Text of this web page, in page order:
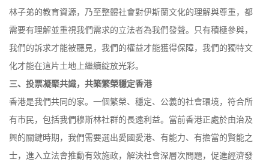
林子弟的教育資源，乃至整體社會對伊斯蘭文化的理解與尊重，都
需要有理解並重視我們需求的立法者為我們發聲。只有積極參與，
我們的訴求才能被聽見，我們的權益才能獲得保障，我們的獨特文
化才能在這片土地上繼續綻放光彩。
三、投票凝聚共識，共築繁榮穩定香港
香港是我們共同的家。一個繁榮、穩定、公義的社會環境，符合所
有市民，包括我們穆斯林社群的長遠利益。當前香港正處於由治及
興的關鍵時期，我們需要選出愛國愛港、有能力、有擔當的賢能之
士，進入立法會推動有效施政，解決社會深層次問題，促進經濟發